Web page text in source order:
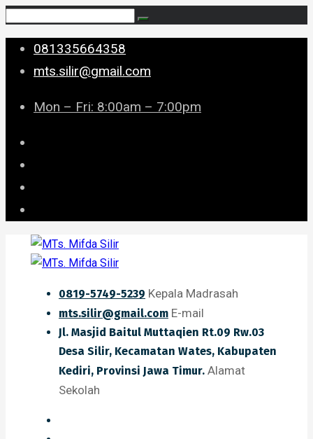
081335664358
mts.silir@gmail.com
Mon – Fri: 8:00am – 7:00pm
0819-5749-5239 Kepala Madrasah
mts.silir@gmail.com E-mail
Jl. Masjid Baitul Muttaqien Rt.09 Rw.03
Desa Silir, Kecamatan Wates, Kabupaten
Kediri, Provinsi Jawa Timur. Alamat
Sekolah